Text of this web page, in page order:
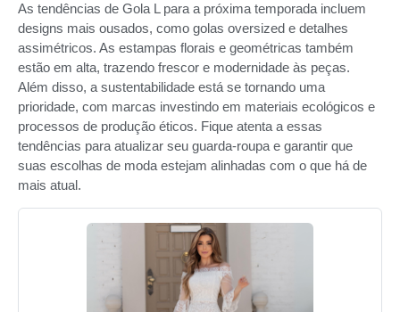
As tendências de Gola L para a próxima temporada incluem
designs mais ousados, como golas oversized e detalhes
assimétricos. As estampas florais e geométricas também
estão em alta, trazendo frescor e modernidade às peças.
Além disso, a sustentabilidade está se tornando uma
prioridade, com marcas investindo em materiais ecológicos e
processos de produção éticos. Fique atenta a essas
tendências para atualizar seu guarda-roupa e garantir que
suas escolhas de moda estejam alinhadas com o que há de
mais atual.